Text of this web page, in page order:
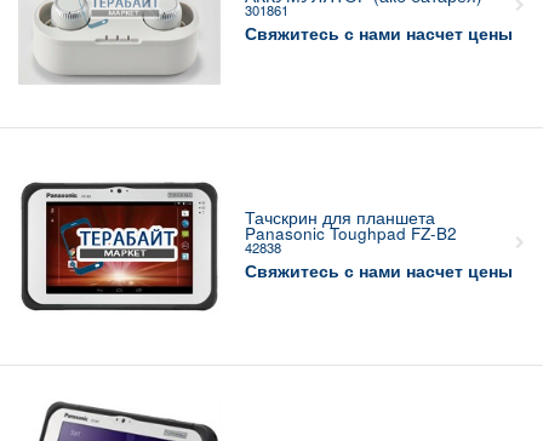
301861
Свяжитесь с нами насчет цены
Тачскрин для планшета
Panasonic Toughpad FZ-B2
42838
Свяжитесь с нами насчет цены